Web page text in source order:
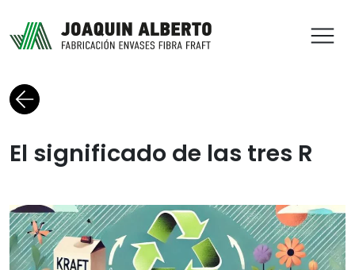
Volver al blog
El significado de las tres R